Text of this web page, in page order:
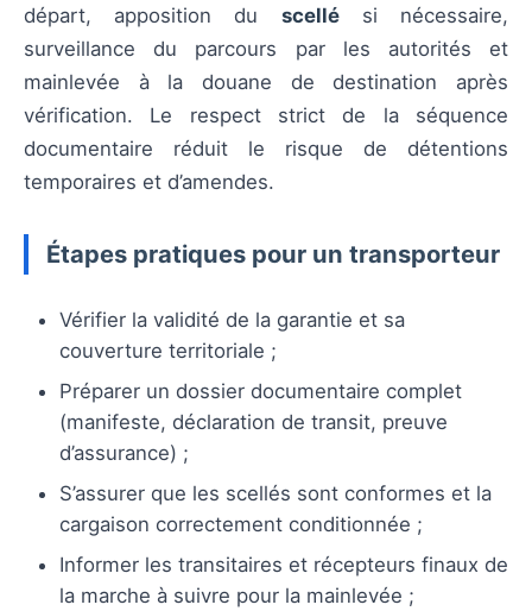
départ, apposition du scellési nécessaire,
surveillance du parcours par les autorités et
mainlevée à la douane de destination après
vérification. Le respect strict de la séquence
documentaire réduit le risque de détentions
temporaires et d’amendes.
Étapes pratiques pour un transporteur
Vérifier la validité de la garantie et sa
couverture territoriale ;
Préparer un dossier documentaire complet
(manifeste, déclaration de transit, preuve
d’assurance) ;
S’assurer que les scellés sont conformes et la
cargaison correctement conditionnée ;
Informer les transitaires et récepteurs finaux de
la marche à suivre pour la mainlevée ;